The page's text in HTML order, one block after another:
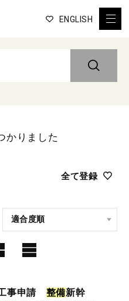
ENGLISH
全て登録
かりました
事申請 整備新幹